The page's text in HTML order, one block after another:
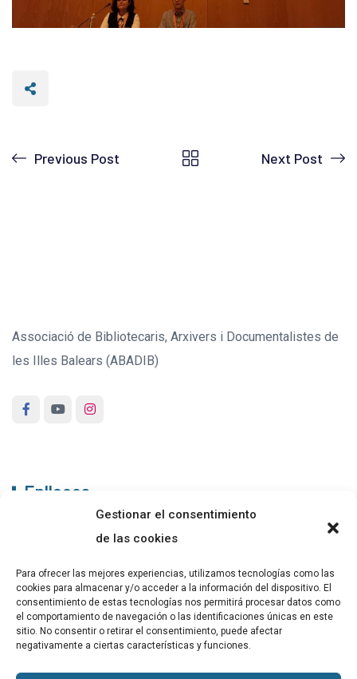
Gestionar el consentimiento
de las cookies
Para ofrecer las mejores experiencias, utilizamos tecnologías como las
cookies para almacenar y/o acceder a la información del dispositivo. El
consentimiento de estas tecnologías nos permitirá procesar datos como
el comportamiento de navegación o las identificaciones únicas en este
sitio. No consentir o retirar el consentimiento, puede afectar
negativamente a ciertas características y funciones.
Previous Post Next Post
Associació de Bibliotecaris, Arxivers i Documentalistes de
les Illes Balears (ABADIB)
Enllaços
PUBLICACIONS
CONTACTE
Altres